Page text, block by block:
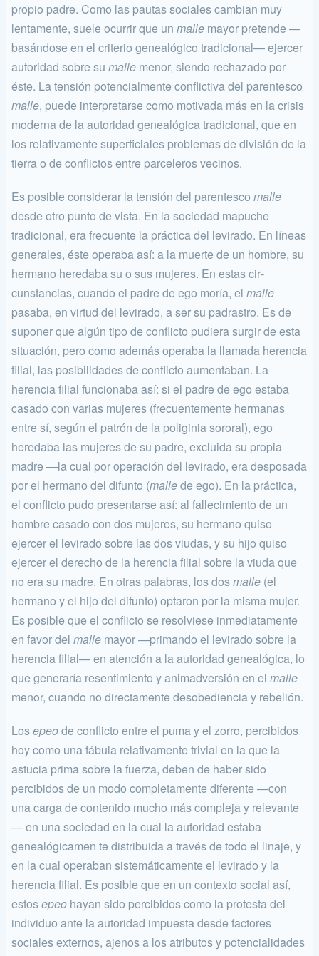
propio padre. Como las pautas sociales cambian muy
lentamente, suele ocurrir que un malle mayor pretende —
basándose en el criterio genealógico tradicional— ejercer
autoridad sobre su malle me­nor, siendo rechazado por
éste. La tensión potencialmente conflictiva del parentesco
malle, puede interpretarse como motivada más en la cri­sis
moderna de la autoridad genealógica tradicional, que en
los relati­vamente superficiales problemas de división de la
tierra o de conflictos entre parceleros vecinos.
Es posible considerar la tensión del parentesco malle
desde otro punto de vista. En la sociedad mapuche
tradicional, era frecuente la práctica del levirado. En líneas
generales, éste operaba así: a la muerte de un hombre, su
hermano heredaba su o sus mujeres. En estas cir­
cunstancias, cuando el padre de ego moría, el malle
pasaba, en virtud del levirado, a ser su padrastro. Es de
suponer que algún tipo de con­flicto pudiera surgir de esta
situación, pero como además operaba la llamada herencia
filial, las posibilidades de conflicto aumentaban. La
herencia filial funcionaba así: si el padre de ego estaba
casado con va­rias mujeres (frecuentemente hermanas
entre sí, según el patrón de la poliginia sororal), ego
heredaba las mujeres de su padre, excluida su propia
madre —la cual por operación del levirado, era desposada
por el hermano del difunto (mallede ego). En la práctica,
el conflicto pudo presentarse así: al fallecimiento de un
hombre casado con dos mujeres, su hermano quiso
ejercer el levirado sobre las dos viudas, y su hijo quiso
ejercer el derecho de la herencia filial sobre la viuda que
no era su madre. En otras palabras, los dosmalle (el
hermano y el hijo del difunto) optaron por la misma mujer.
Es posible que el conflicto se resolviese inmediatamente
en favor del malle mayor —primando el le­virado sobre la
herencia filial— en atención a la autoridad genealógica, lo
que generaría resentimiento y animadversión en el malle
menor, cuando no directamente desobediencia y rebelión.
Losepeode conflicto entre el puma y el zorro, percibidos
hoy como una fábula relativamente trivial en la que la
astucia prima sobre la fuerza, deben de haber sido
percibidos de un modo completamente diferente —con
una carga de contenido mucho más compleja y rele­vante
— en una sociedad en la cual la autoridad estaba
genealógicamen­ te distribuida a través de todo el linaje, y
en la cual operaban sistemá­ticamente el levirado y la
herencia filial. Es posible que en un contexto social así,
estosepeo hayan sido percibidos como la protesta del
indi­viduo ante la autoridad impuesta desde factores
sociales externos, aje­nos a los atributos y potencialidades